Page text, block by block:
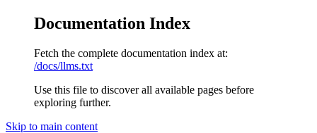
Documentation Index
Fetch the complete documentation index at:
/docs/llms.txt
Use this file to discover all available pages before
exploring further.
Skip to main content